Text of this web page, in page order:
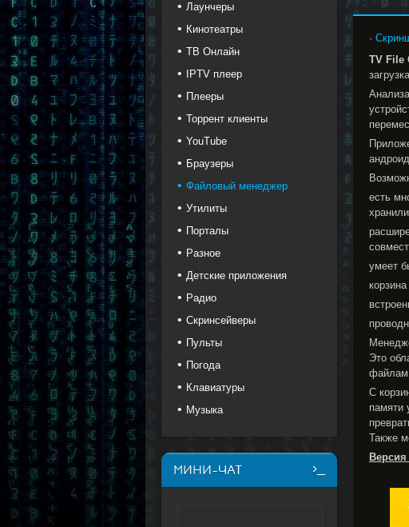
·
TV File
есть
умеет
Это
файлам
С
памяти
Также
Версия
Лаунчеры
Кинотеатры
ТВ Онлайн
IPTV плеер
Плееры
Торрент клиенты
YouTube
Браузеры
Файловый менеджер
Утилиты
Порталы
Разное
Детские приложения
Радио
Скринсейверы
Пульты
Погода
Клавиатуры
Музыка
МИНИ-ЧАТ